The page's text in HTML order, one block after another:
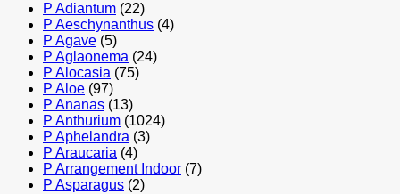
P Adiantum (22)
P Aeschynanthus (4)
P Agave (5)
P Aglaonema (24)
P Alocasia (75)
P Aloe (97)
P Ananas (13)
P Anthurium (1024)
P Aphelandra (3)
P Araucaria (4)
P Arrangement Indoor (7)
P Asparagus (2)